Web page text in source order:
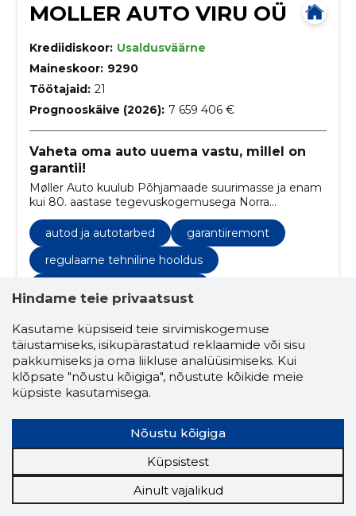
MOLLER AUTO VIRU OÜ
Krediidiskoor: Usaldusväärne
Maineskoor: 9290
Töötajaid: 21
Prognooskäive (2026): 7 659 406 €
Vaheta oma auto uuema vastu, millel on
garantii!
Møller Auto kuulub Põhjamaade suurimasse ja enam
kui 80. aastase tegevuskogemusega Norra
automüügi pereettevõttesse Møller Mobility Group.
autod ja autotarbed
garantiiremont
regulaarne tehniline hooldus
lisavarustus
tehnoülevaatus
volkswageni porimatid
originaal klaasipühkijad
mootoriõlid ja vedelikud
originaalvaruosad
volkswagen
tehnoülevaatuse eelne kontroll
klaasivahetus ja -toonimine
Hindame teie privaatsust
Kasutame küpsiseid teie sirvimiskogemuse
täiustamiseks, isikupärastatud reklaamide või sisu
pakkumiseks ja oma liikluse analüüsimiseks. Kui
klõpsate "nõustu kõigiga", nõustute kõikide meie
küpsiste kasutamisega.
Nõustu kõigiga
Küpsistest
Ainult vajalikud